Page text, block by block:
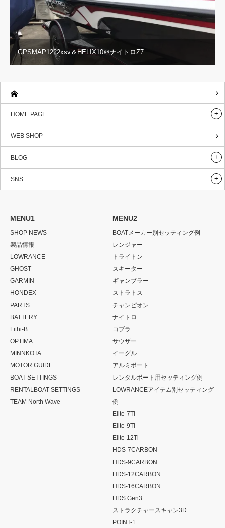
GPSMAP1222xsv＆HELIX10＠ナイトロZ7
HOME PAGE
WEB SHOP
BLOG
SNS
MENU1
SHOP NEWS
製品情報
LOWRANCE
GHOST
GARMIN
HONDEX
PARTS
BATTERY
Lithi-B
OPTIMA
MINNKOTA
MOTOR GUIDE
BOAT SETTINGS
RENTALBOAT SETTINGS
TEAM North Wave
MENU2
BOATメーカー別セッティング例
レンジャー
トライトン
スキーター
ギャンブラー
ストラトス
チャンピオン
ナイトロ
コブラ
サウザー
イーグル
アルミボート
レンタルボート用セッティング例
LOWRANCEアイテム別セッティング
例
Elite-7Ti
Elite-9Ti
Elite-12Ti
HDS-7CARBON
HDS-9CARBON
HDS-12CARBON
HDS-16CARBON
HDS Gen3
ストラクチャースキャン3D
POINT-1